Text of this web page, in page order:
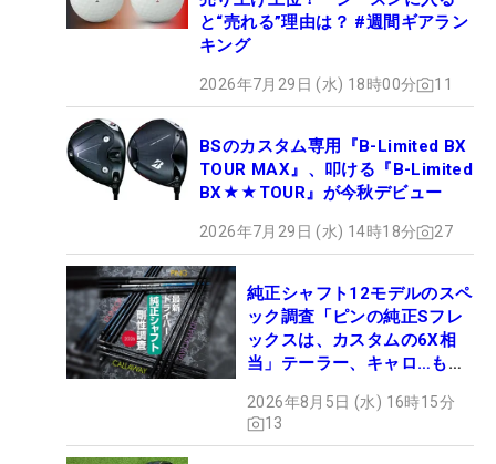
と“売れる”理由は？ #週間ギアラン
キング
2026年7月29日 (水) 18時00分 11
BSのカスタム専用『B-Limited BX
TOUR MAX』、叩ける『B-Limited
BX★★TOUR』が今秋デビュー
2026年7月29日 (水) 14時18分 27
純正シャフト12モデルのスペ
ック調査「ピンの純正Sフレ
ックスは、カスタムの6X相
当」テーラー、キャロ…もチ
2026年8月5日 (水) 16時15分
13